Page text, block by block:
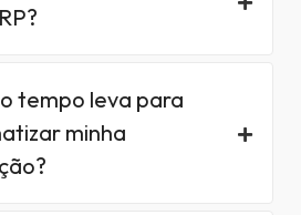
tempo leva para
minha